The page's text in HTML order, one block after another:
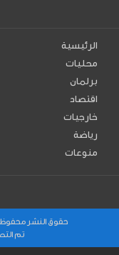
الرئيسية
محليات
برلمان
اقتصاد
خارجيات
رياضة
منوعات
حقوق النشر محفوظة
تم